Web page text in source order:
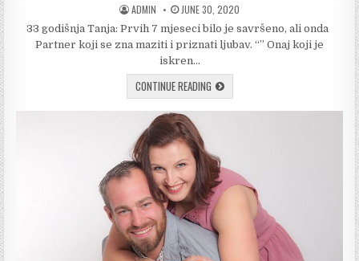
AUTHOR:
ADMIN PUBLISHED
DATE:
JUNE 30, 2020
33 godišnja Tanja: Prvih 7 mjeseci bilo je savršeno, ali onda
Partner koji se zna maziti i priznati ljubav. “” Onaj koji je
iskren…
CONTINUE READING33
GODIŠNJA
PRVIH
JE
SAVRŠENO,
ALI
ONDA